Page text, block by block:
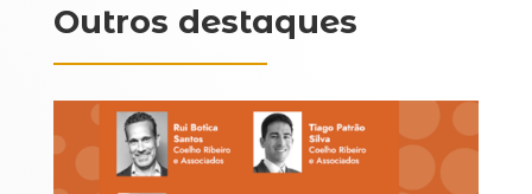
Outros destaques